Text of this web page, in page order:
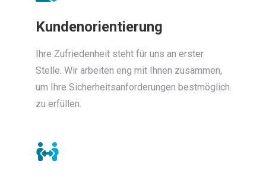
Kundenorientierung
Ihre Zufriedenheit steht für uns an erster
Stelle. Wir arbeiten eng mit Ihnen zusammen,
um Ihre Sicherheitsanforderungen bestmöglich
zu erfüllen.